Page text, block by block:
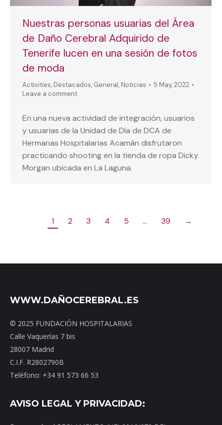
Nuestras personas usuarias del Área
de Daño Cerebral Adquirido de
Tenerife lucen en una sesión de fotos
de moda
Activities, Destacados, General, Noticias
5 May, 2022
Leave a comment
En una nueva actividad de integración, usuarios
y usuarias de la Unidad de Día de DCA de
Hermanas Hospitalarias Acamán disfrutaron
practicando shooting en la tienda de ropa Dicky
Morgan ubicada en La Laguna.
1 2 3 4 5 … 39 →
WWW.DAÑOCEREBRAL.ES
© 2025 FUNDACIÓN HOSPITALARIAS
Calle Vaquerías 7 bis
28007 Madrid
C.I.F. R2802790B
Teléfono: +34 91 573 66 53
AVISO LEGAL Y PRIVACIDAD: